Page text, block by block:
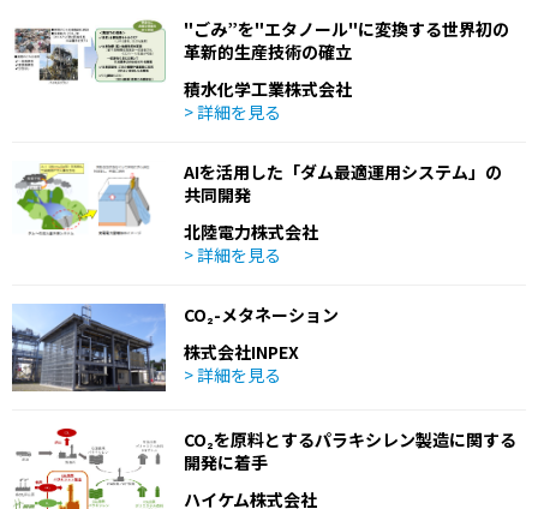
"ごみ”を"エタノール"に変換する世界初の
革新的生産技術の確立
積水化学工業株式会社
> 詳細を見る
AIを活用した「ダム最適運用システム」の
共同開発
北陸電力株式会社
> 詳細を見る
CO₂-メタネーション
株式会社INPEX
> 詳細を見る
CO₂を原料とするパラキシレン製造に関する
開発に着手
ハイケム株式会社